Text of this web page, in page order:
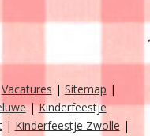
Vacatures | Sitemap |
|Kinderfeestje
| Kinderfeestje Zwolle |